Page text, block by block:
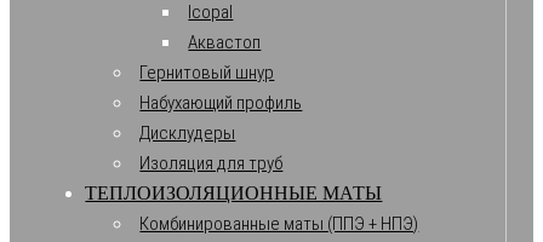
Icopal
Аквастоп
Гернитовый шнур
Набухающий профиль
Дисклудеры
Изоляция для труб
ТЕПЛОИЗОЛЯЦИОННЫЕ МАТЫ
Комбинированные маты (ППЭ + НПЭ)